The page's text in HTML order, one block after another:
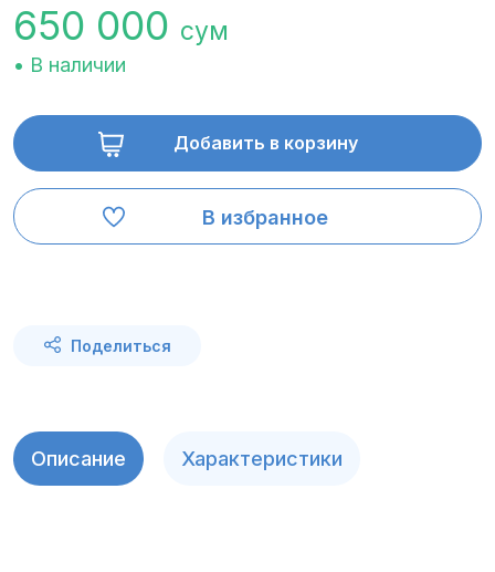
650 000 сум
• В наличии
Добавить в корзину
В избранное
Поделиться
Описание Характеристики